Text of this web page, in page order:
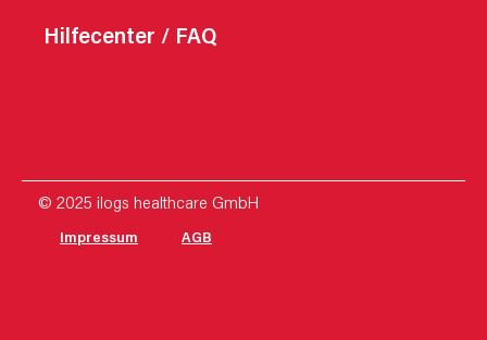
Hilfecenter / FAQ
© 2025 ilogs healthcare GmbH
Impressum AGB